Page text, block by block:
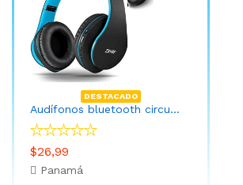
DESTACADO
Audífonos bluetooth circumaurales, estéreo inalámbricos y cableados plegables Micro SD / TF, FM para iPhone, Samsung, iPad, computadora, PC, TV, audífonos de diadema, almohadillas suaves y livianas para un uso prolongado, negro, azul
$26,99
Panamá